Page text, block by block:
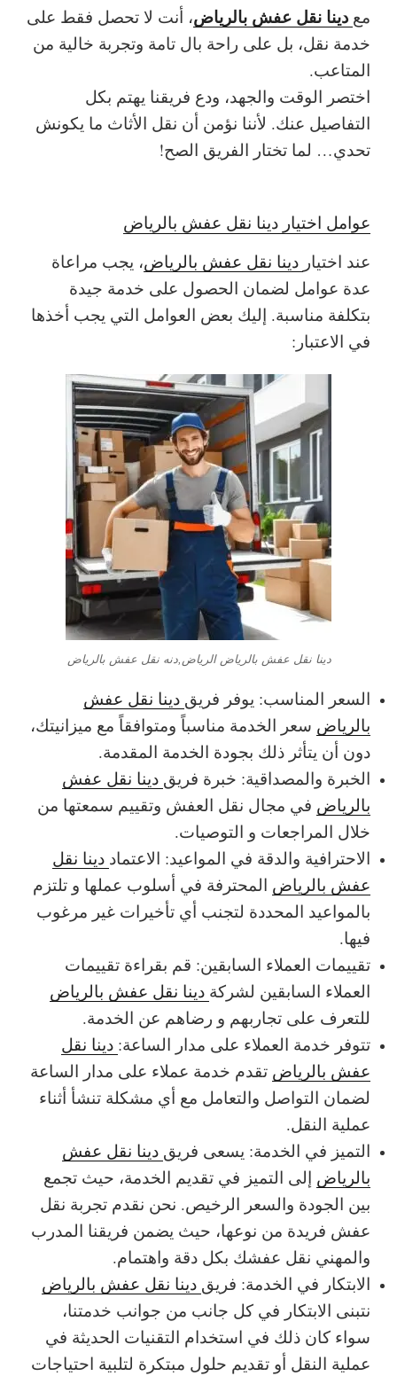
مع دينا نقل عفش بالرياض، أنت لا تحصل فقط على
خدمة نقل، بل على راحة بال تامة وتجربة خالية من
المتاعب.
اختصر الوقت والجهد، ودع فريقنا يهتم بكل
التفاصيل عنك. لأننا نؤمن أن نقل الأثاث ما يكونش
تحدي… لما تختار الفريق الصح!
عوامل اختيار دينا نقل عفش بالرياض
عند اختيار دينا نقل عفش بالرياض، يجب مراعاة
عدة عوامل لضمان الحصول على خدمة جيدة
بتكلفة مناسبة. إليك بعض العوامل التي يجب أخذها
في الاعتبار:
دينا نقل عفش بالرياض الرياض,دنه نقل عفش بالرياض
السعر المناسب: يوفر فريق دينا نقل عفش
بالرياض سعر الخدمة مناسباً ومتوافقاً مع ميزانيتك،
دون أن يتأثر ذلك بجودة الخدمة المقدمة.
الخبرة والمصداقية: خبرة فريق دينا نقل عفش
بالرياض في مجال نقل العفش وتقييم سمعتها من
خلال المراجعات و التوصيات.
الاحترافية والدقة في المواعيد: الاعتماد دينا نقل
عفش بالرياض المحترفة في أسلوب عملها و تلتزم
بالمواعيد المحددة لتجنب أي تأخيرات غير مرغوب
فيها.
تقييمات العملاء السابقين: قم بقراءة تقييمات
العملاء السابقين لشركة دينا نقل عفش بالرياض
للتعرف على تجاربهم و رضاهم عن الخدمة.
تتوفر خدمة العملاء على مدار الساعة: دينا نقل
عفش بالرياض تقدم خدمة عملاء على مدار الساعة
لضمان التواصل والتعامل مع أي مشكلة تنشأ أثناء
عملية النقل.
التميز في الخدمة: يسعى فريق دينا نقل عفش
بالرياض إلى التميز في تقديم الخدمة، حيث تجمع
بين الجودة والسعر الرخيص. نحن نقدم تجربة نقل
عفش فريدة من نوعها، حيث يضمن فريقنا المدرب
والمهني نقل عفشك بكل دقة واهتمام.
الابتكار في الخدمة: فريق دينا نقل عفش بالرياض
نتبنى الابتكار في كل جانب من جوانب خدمتنا،
سواء كان ذلك في استخدام التقنيات الحديثة في
عملية النقل أو تقديم حلول مبتكرة لتلبية احتياجات